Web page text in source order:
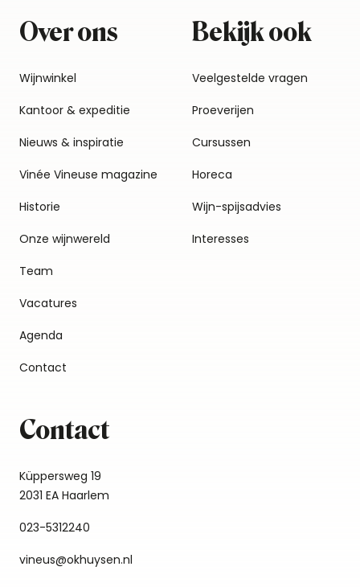
Over ons
Wijnwinkel
Kantoor & expeditie
Nieuws & inspiratie
Vinée Vineuse magazine
Historie
Onze wijnwereld
Team
Vacatures
Agenda
Contact
Bekijk ook
Veelgestelde vragen
Proeverijen
Cursussen
Horeca
Wijn-spijsadvies
Interesses
Contact
Küppersweg 19
2031 EA Haarlem
023-5312240
vineus@okhuysen.nl